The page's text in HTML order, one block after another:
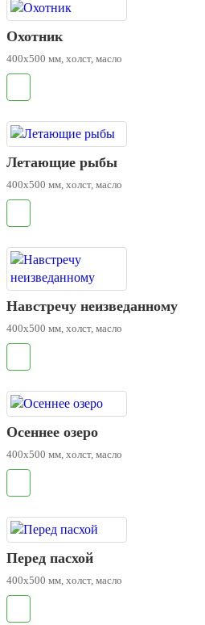
Охотник
400х500 мм, холст, масло
Летающие рыбы
400х500 мм, холст, масло
Навстречу неизведанному
400х500 мм, холст, масло
Осеннее озеро
400х500 мм, холст, масло
Перед пасхой
400х500 мм, холст, масло